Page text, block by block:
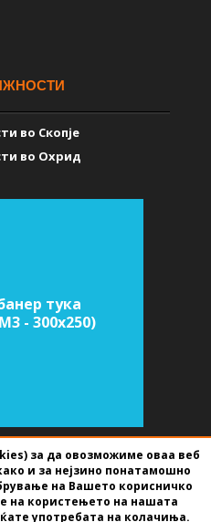
во Скопје
во Охрид
тука
- 300х250)
ИЗРАБОТЕН ОД BEST NET
2026
за да овозможиме оваа веб
и за нејзино понатамошно
на Вашето корисничко
на користењето на нашата
употребата на колачиња.